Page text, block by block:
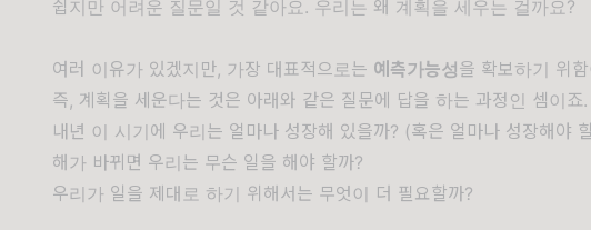
쉽지만 어려운 질문일 것 같아요. 우리는 왜 계획을 세우는 걸까요?
여러 이유가 있겠지만, 가장 대표적으로는 예측가능성을 확보하기 위
즉, 계획을 세운다는 것은 아래와 같은 질문에 답을 하는 과정인 셈이죠.
내년 이 시기에 우리는 얼마나 성장해 있을까? (혹은 얼마나 성장해야
해가 바뀌면 우리는 무슨 일을 해야 할까?
우리가 일을 제대로 하기 위해서는 무엇이 더 필요할까?